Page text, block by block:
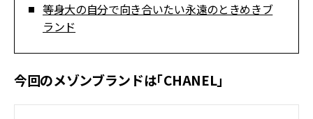
等身大の自分で向き合いたい永遠のときめきブ
ランド
今回のメゾンブランドは「CHANEL」